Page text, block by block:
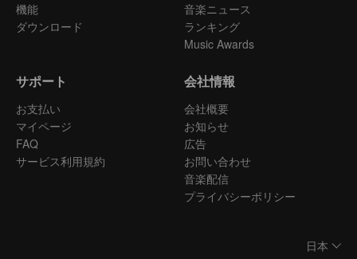
機能
ダウンロード
音楽ニュース
ランキング
Music Awards
サポート
お支払い
マイページ
FAQ
サービス利用規約
会社情報
会社概要
お知らせ
広告
お問い合わせ
音楽配信
プライバシーポリシー
日本